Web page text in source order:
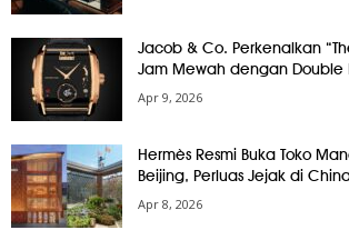
Jacob & Co. Perkenalkan
Jam Mewah dengan Double
Apr 9, 2026
Hermès Resmi Buka Toko
Beijing, Perluas Jejak di
Apr 8, 2026